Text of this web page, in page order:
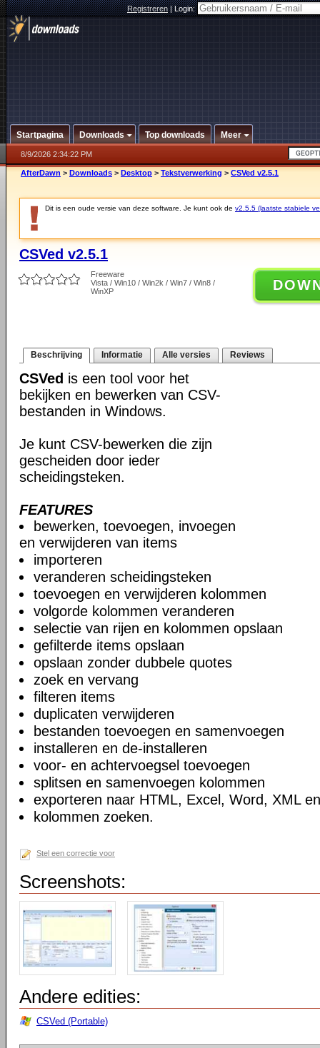
Registreren|Login:
Startpagina Downloads Top downloads Meer
8/9/2026 2:34:22 PM
AfterDawn > Downloads > Desktop > Tekstverwerking > CSVed v2.5.1
Dit is een oude versie van deze software. Je kunt ook de v2.5.5 (laatste stabiele
CSVed v2.5.1
Freeware
Vista / Win10 / Win2k / Win7 / Win8 /
WinXP
Beschrijving Informatie Alle versies Reviews
CSVed is een tool voor het
bekijken en bewerken van CSV-
bestanden in Windows.
Je kunt CSV-bewerken die zijn
gescheiden door ieder
scheidingsteken.
FEATURES
bewerken, toevoegen, invoegen
en verwijderen van items
importeren
veranderen scheidingsteken
toevoegen en verwijderen kolommen
volgorde kolommen veranderen
selectie van rijen en kolommen opslaan
gefilterde items opslaan
opslaan zonder dubbele quotes
zoek en vervang
filteren items
duplicaten verwijderen
bestanden toevoegen en samenvoegen
installeren en de-installeren
voor- en achtervoegsel toevoegen
splitsen en samenvoegen kolommen
exporteren naar HTML, Excel, Word, XML
kolommen zoeken.
Stel een correctie voor
Screenshots:
Andere edities:
CSVed (Portable)